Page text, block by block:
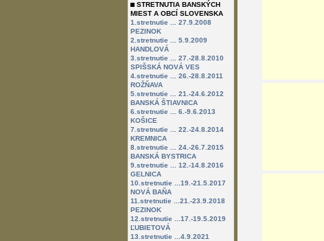
STRETNUTIA BANSKÝCH
MIEST A OBCÍ SLOVENSKA
1.stretnutie ... 27.9.2008
PEZINOK
2.stretnutie ... 5.9.2009
HANDLOVÁ
3.stretnutie ... 27.-28.8.2010
SPIŠSKÁ NOVÁ VES
4.stretnutie ... 26.-28.8.2011
ROŽŇAVA
5.stretnutie ... 21.-24.6.2012
BANSKÁ ŠTIAVNICA
6.stretnutie ... 6.-9.6.2013
KOŠICE
7.stretnutie ... 22.-24.8.2014
KREMNICA
8.stretnutie ... 24.-26.7.2015
BANSKÁ BYSTRICA
9.stretnutie ... 12.-14.8.2016
GELNICA
10.stretnutie ...19.-21.5.2017
NOVÁ BAŇA
11.stretnutie ...21.-23.9.2018
PEZINOK
12.stretnutie ...17.-19.5.2019
ĽUBIETOVÁ
13.stretnutie ...4.9.2021